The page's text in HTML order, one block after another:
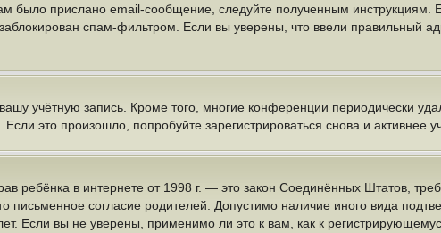
было прислано email-сообщение, следуйте полученным инструкциям.
спам-фильтром. Если вы уверены, что ввели правильный
учётную запись. Кроме того, многие конференции периодически
это произошло, попробуйте зарегистрироваться снова и активнее
ребёнка в интернете от 1998 г. — это закон Соединённых Штатов,
согласие родителей. Допустимо наличие иного вида
Если вы не уверены, применимо ли это к вам, как к